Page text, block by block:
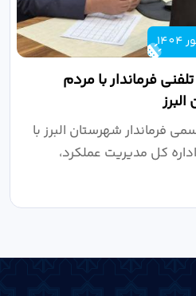
فرماندار با مردم
فرماندار شهرستان البرز با
کل مدیریت عملکرد،